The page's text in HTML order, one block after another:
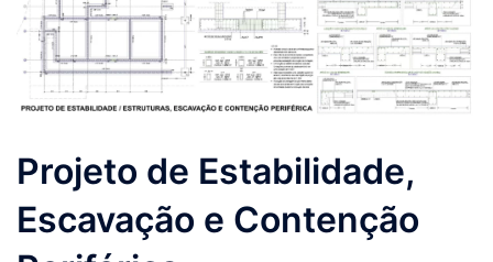
Projeto de Estabilidade,
Escavação e Contenção